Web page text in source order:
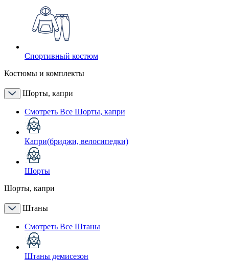
Спортивный костюм
Костюмы и комплекты
Шорты, капри
Смотреть Все Шорты, капри
Капри(бриджи, велосипедки)
Шорты
Шорты, капри
Штаны
Смотреть Все Штаны
Штаны демисезон